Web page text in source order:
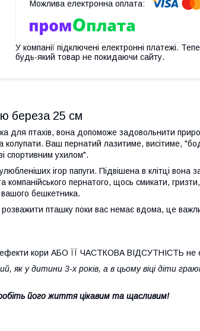
У компанії підключені електронні платежі.
будь-який товар не покидаючи сайту.
береза 25 см
для птахів, вона допоможе задовольнити
колупати. Ваш пернатий лазитиме, висітиме,
спортивним ухилом".
ігор папуги. Підвішена в клітці вона
пернатого, щось смикати,
бешкетника.
розважити пташку поки вас немає вдома, це
кори АБО ЇЇ ЧАСТКОВА ВІДСУТНІСТЬ не
як у дитини 3-х років, а в цьому віці діти
його життя цікавим та щасливим!